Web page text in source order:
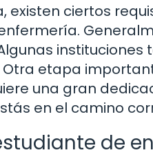
existen ciertos
etapa
una gran
en el camino
de